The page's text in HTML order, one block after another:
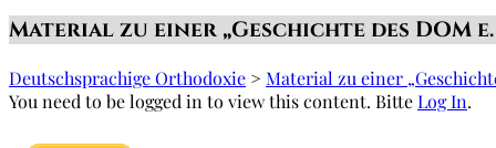
Material zu einer „Geschichte des DOM e.
Deutschsprachige Orthodoxie > Material zu einer
You need to be logged in to view this content. BitteLog In.